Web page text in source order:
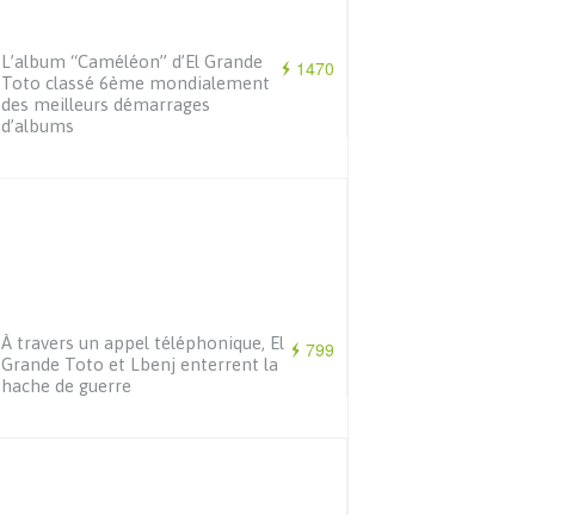
1470
L’album “Caméléon” d’El Grande
Toto classé 6ème mondialement
des meilleurs démarrages
d’albums
799
À travers un appel téléphonique, El
Grande Toto et Lbenj enterrent la
hache de guerre